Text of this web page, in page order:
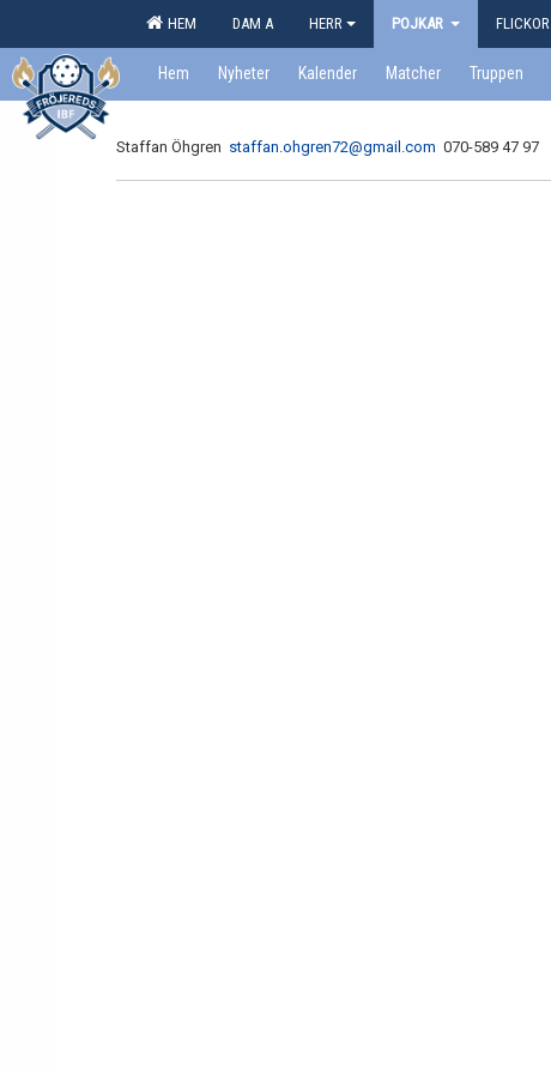
HEM DAM A HERR POJKAR FLICKOR
Hem Nyheter Kalender Matcher Truppen
Staffan Öhgren staffan.ohgren72@gmail.com 070-589 47 97